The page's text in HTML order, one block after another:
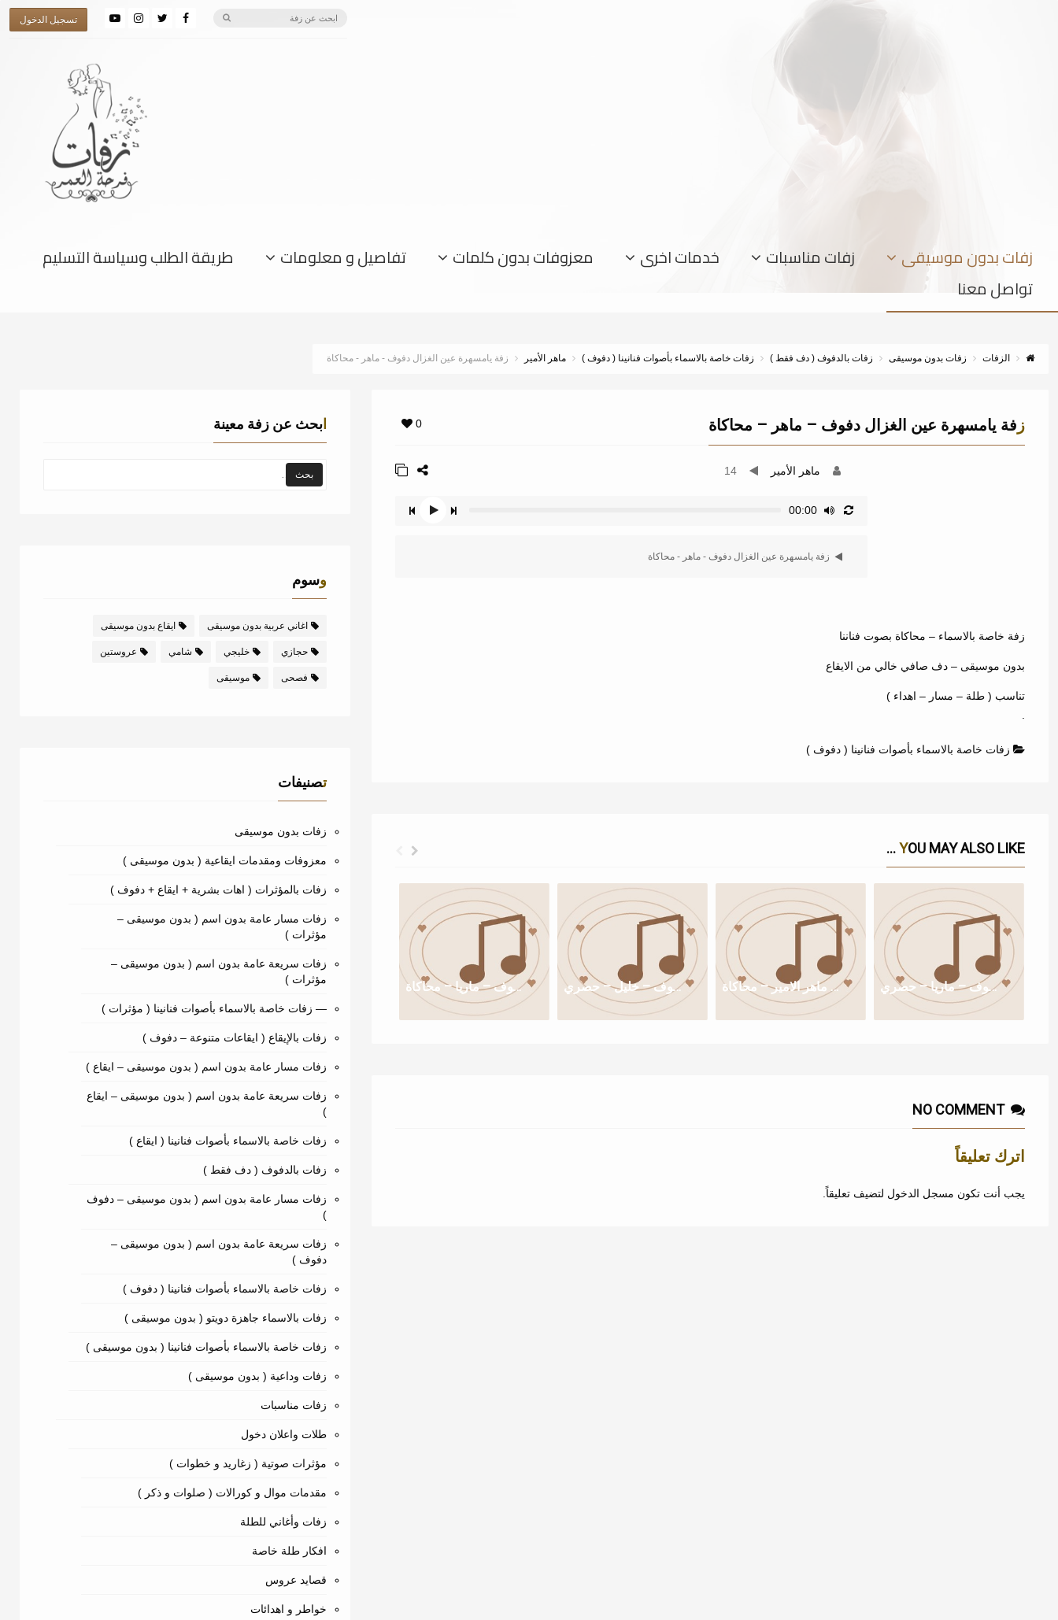
تسجيل الدخول
زفات بدون موسيقى زفات مناسبات خدمات اخرى معزوفات بدون كلمات تفاصيل و معلومات
طريقة الطلب وسياسة التسليم
تواصل معنا
الزفات زفات بدون موسيقى زفات بالدفوف ( دف فقط ) زفات خاصة بالاسماء بأصوات فنانينا ( دفوف ) ماهر الأمير زفة يامسهرة عين الغزال دفوف - ماهر - محاكاة
0 زفة يامسهرة عين الغزال دفوف – ماهر – محاكاة
ماهر الأمير 14
00:00
زفة يامسهرة عين الغزال دفوف - ماهر - محاكاة
زفة خاصة بالاسماء – محاكاة بصوت فناننا
بدون موسيقى – دف صافي خالي من الايقاع
تناسب ( طلة – مسار – اهداء )
زفات خاصة بالاسماء بأصوات فنانينا ( دفوف )
YOU MAY ALSO LIKE ...
زفة نحكي عن باهي جمالك دفوف – ماريا – محاكاة زفة اقبلي بدر البدور دفوف – خليل – حصري زفة فستان الغيوم دفوف – ماهر الامير – محاكاة زفة بودعك والدمع سال دفوف – ماريا – حصري
NO COMMENT
اترك تعليقاً
يجب أنت تكون مسجل الدخول لتضيف تعليقاً.
ابحث عن زفة معينة
وسوم
اغاني عربية بدون موسيقى ايقاع بدون موسيقى
حجازي خليجي شامي عروستين
فصحى موسيقى
تصنيفات
زفات بدون موسيقى
معزوفات ومقدمات ايقاعية ( بدون موسيقى )
زفات بالمؤثرات ( اهات بشرية + ايقاع + دفوف )
زفات مسار عامة بدون اسم ( بدون موسيقى –
مؤثرات )
زفات سريعة عامة بدون اسم ( بدون موسيقى –
مؤثرات )
— زفات خاصة بالاسماء بأصوات فنانينا ( مؤثرات )
زفات بالإيقاع ( ايقاعات متنوعة – دفوف )
زفات مسار عامة بدون اسم ( بدون موسيقى – ايقاع )
زفات سريعة عامة بدون اسم ( بدون موسيقى – ايقاع
)
زفات خاصة بالاسماء بأصوات فنانينا ( ايقاع )
زفات بالدفوف ( دف فقط )
زفات مسار عامة بدون اسم ( بدون موسيقى – دفوف
)
زفات سريعة عامة بدون اسم ( بدون موسيقى –
دفوف )
زفات خاصة بالاسماء بأصوات فنانينا ( دفوف )
زفات بالاسماء جاهزة دويتو ( بدون موسيقى )
زفات خاصة بالاسماء بأصوات فنانينا ( بدون موسيقى )
زفات وداعية ( بدون موسيقى )
زفات مناسبات
طلات واعلان دخول
مؤثرات صوتية ( زغاريد و خطوات )
مقدمات موال و كورالات ( صلوات و ذكر )
زفات وأغاني للطلة
افكار طلة خاصة
قصايد عروس
خواطر و اهدائات